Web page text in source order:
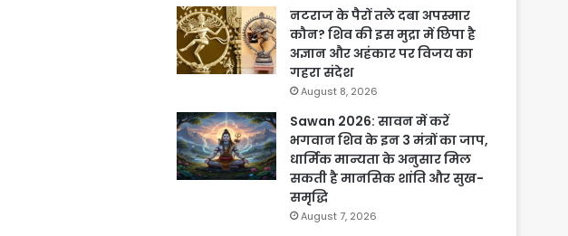
नटराज के पैरों तले दबा अपस्मार
कौन? शिव की इस मुद्रा में छिपा है
अज्ञान और अहंकार पर विजय का
गहरा संदेश
August 8, 2026
Sawan 2026: सावन में करें
भगवान शिव के इन 3 मंत्रों का जाप,
धार्मिक मान्यता के अनुसार मिल
सकती है मानसिक शांति और सुख-
समृद्धि
August 7, 2026